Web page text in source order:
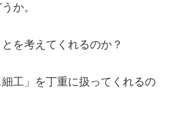
か。
を考えてくれるのか？
工」を丁重に扱ってくれるの